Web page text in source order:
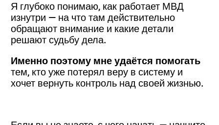
Я глубоко понимаю, как работает МВД
изнутри — на что там действительно
обращают внимание и какие детали
решают судьбу дела.
Именно поэтому мне удаётся помогать
тем, кто уже потерял веру в систему и
хочет вернуть контроль над своей жизнью.